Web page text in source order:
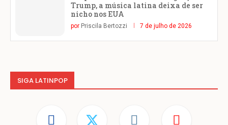
Trump, a música latina deixa de ser
nicho nos EUA
por Priscila Bertozzi 7 de julho de 2026
SIGA LATINPOP